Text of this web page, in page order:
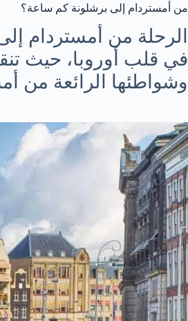
من أمستردام إلى برشلونة كم ساعة؟
الرحلة من أمستردام
في قلب أوروبا، حيث
وشواطئها الرائعة من